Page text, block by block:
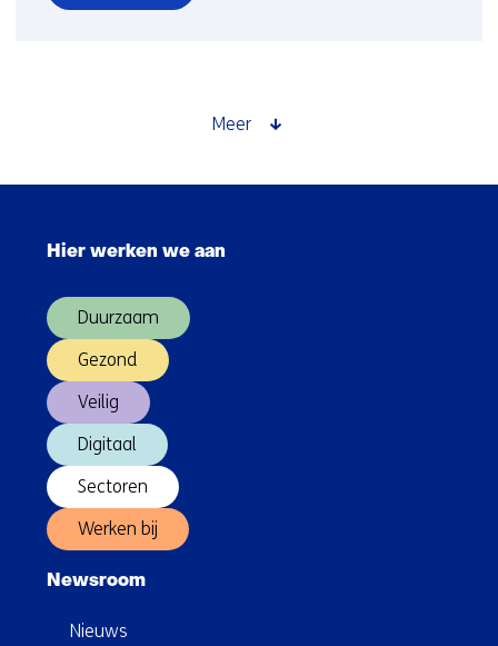
over
Meer
Hier werken we aan
Duurzaam
Gezond
Veilig
Digitaal
Sectoren
Werken bij
Newsroom
Nieuws